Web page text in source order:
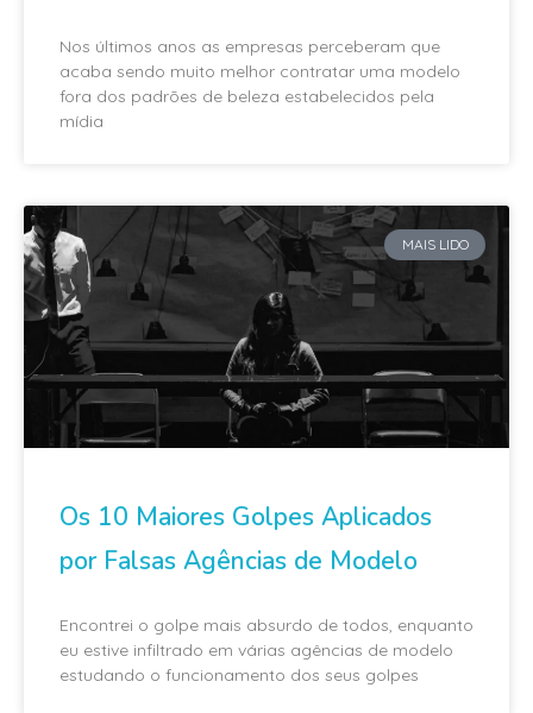
Nos últimos anos as empresas perceberam que
acaba sendo muito melhor contratar uma modelo
fora dos padrões de beleza estabelecidos pela
mídia
MAIS LIDO
Os 10 Maiores Golpes Aplicados
por Falsas Agências de Modelo
Encontrei o golpe mais absurdo de todos, enquanto
eu estive infiltrado em várias agências de modelo
estudando o funcionamento dos seus golpes